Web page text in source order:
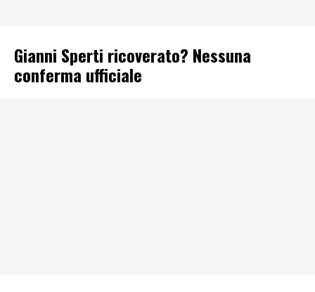
Gianni Sperti ricoverato? Nessuna
conferma ufficiale